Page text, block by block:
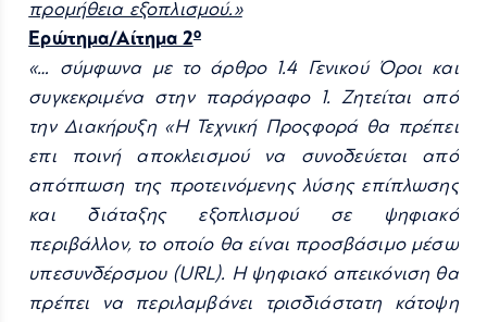
προμήθεια εξοπλισμού.»
Ερώτημα/Αίτημα 2ο
«… σύμφωνα με το άρθρο 1.4 Γενικού Όροι και
συγκεκριμένα στην παράγραφο 1. Ζητείται από
την Διακήρυξη «Η Τεχνική Προςφορά θα πρέπει
επι ποινή αποκλεισμού να συνοδεύεται από
απότπωση της προτεινόμενης λύσης επίπλωσης
και διάταξης εξοπλισμού σε ψηφιακό
περιβάλλον, το οποίο θα είναι προσβάσιμο μέσω
υπεσυνδέρσμου (URL). Η ψηφιακό απεικόνιση θα
πρέπει να περιλαμβάνει τρισδιάστατη κάτοψη